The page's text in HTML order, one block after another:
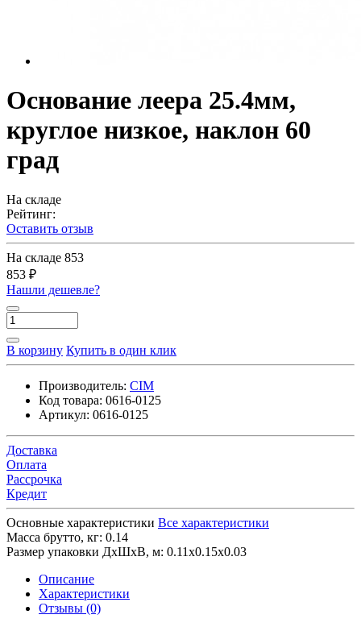
Основание леера 25.4мм,
круглое низкое, наклон 60
град
На складе
Рейтинг:
Оставить отзыв
На складе 853
853 ₽
Нашли дешевле?
В корзину Купить в один клик
Производитель: CIM
Код товара: 0616-0125
Артикул: 0616-0125
Доставка
Оплата
Рассрочка
Кредит
Основные характеристики Все характеристики
Масса брутто, кг: 0.14
Размер упаковки ДхШхВ, м: 0.11x0.15x0.03
Описание
Характеристики
Отзывы (0)